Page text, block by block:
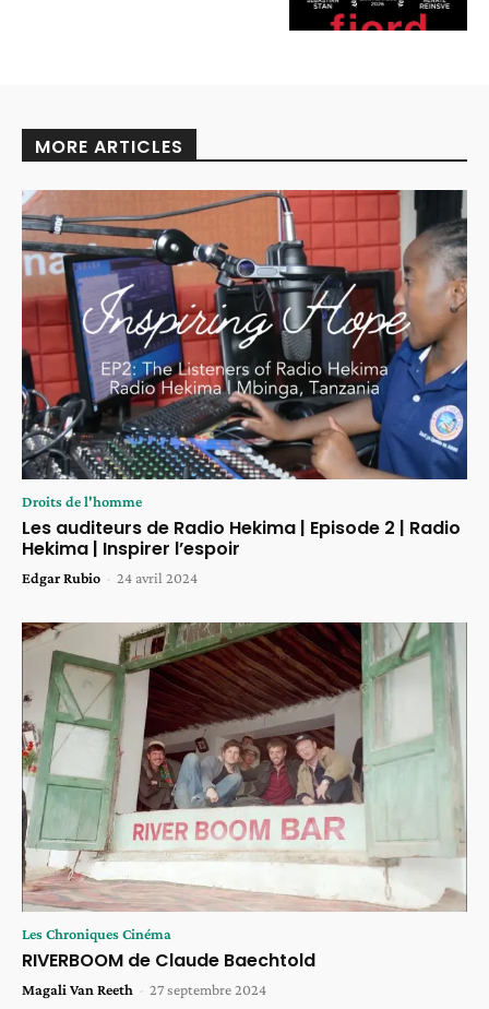
MORE ARTICLES
Droits de l'homme
Les auditeurs de Radio Hekima | Episode 2 | Radio
Hekima | Inspirer l’espoir
Edgar Rubio - 24 avril 2024
Les Chroniques Cinéma
RIVERBOOM de Claude Baechtold
Magali Van Reeth - 27 septembre 2024